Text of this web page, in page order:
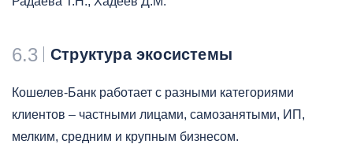
6.3 Структура экосистемы
Кошелев-Банк работает с разными категориями
клиентов – частными лицами, самозанятыми, ИП,
мелким, средним и крупным бизнесом.